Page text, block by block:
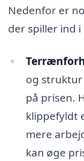
Nedenfor er
der spiller ind
og struktur
på prisen.
klippefyldt
mere
kan øge